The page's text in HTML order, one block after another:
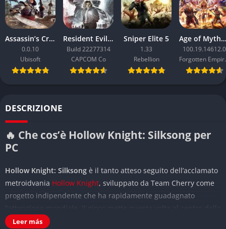
Assassin’s Creed Black Flag Resynced
0.0.10
Ubisoft
Resident Evil Requiem
Build 22277314
CAPCOM Co
Sniper Elite 5
1.33
Rebellion
Age of Mythology: Retold
100.19.14612.0
DESCRIZIONE
🔥 Che cos’è Hollow Knight: Silksong per
PC
Hollow Knight: Silksong è il tanto atteso seguito dell’acclamato
metroidvania Hollow Knight, sviluppato da Team Cherry come
progetto indipendente che ha rapidamente guadagnato
scena Hornet, la misteriosa principessa-protettrice di
Leer más